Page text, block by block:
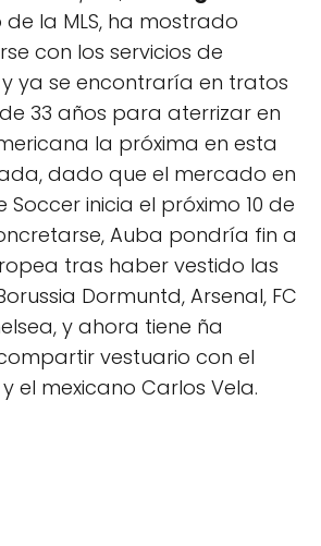
de la MLS, ha mostrado
con los servicios de
y ya se encontraría en tratos
33 años para aterrizar en
la próxima en esta
dado que el mercado en
Soccer inicia el próximo 10 de
Auba pondría fin a
tras haber vestido las
Dormuntd, Arsenal, FC
y ahora tiene ña
vestuario con el
el mexicano Carlos Vela.